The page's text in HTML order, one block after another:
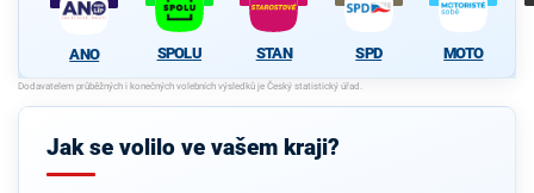
ANO SPOLU STAN SPD MOTO
Jak se volilo ve vašem kraji?